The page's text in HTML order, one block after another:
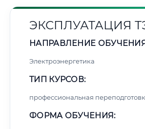
ЭКСПЛУАТАЦИЯ
НАПРАВЛЕНИЕ
Электроэнергетика
ТИП КУРСОВ:
профессиональная
ФОРМА ОБУЧЕНИЯ: